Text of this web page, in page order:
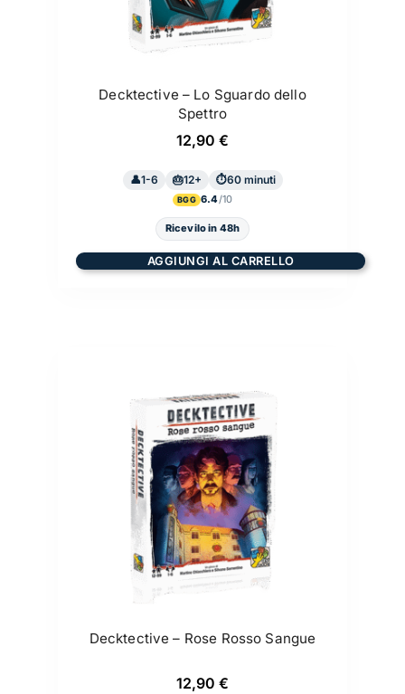
Decktective – Lo Sguardo dello
Spettro
12,90 €
1-6 12+ 60 minuti
BGG 6.4
Ricevilo in 48h
AGGIUNGI AL CARRELLO
Decktective – Rose Rosso Sangue
12,90 €